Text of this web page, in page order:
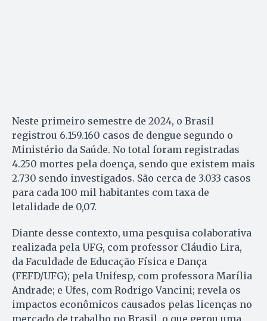
Neste primeiro semestre de 2024, o Brasil
registrou 6.159.160 casos de dengue segundo o
Ministério da Saúde. No total foram registradas
4.250 mortes pela doença, sendo que existem mais
2.730 sendo investigados. São cerca de 3.033 casos
para cada 100 mil habitantes com taxa de
letalidade de 0,07.
Diante desse contexto, uma pesquisa colaborativa
realizada pela UFG, com professor Cláudio Lira,
da Faculdade de Educação Física e Dança
(FEFD/UFG); pela Unifesp, com professora Marília
Andrade; e Ufes, com Rodrigo Vancini; revela os
impactos econômicos causados pelas licenças no
mercado de trabalho no Brasil, o que gerou uma